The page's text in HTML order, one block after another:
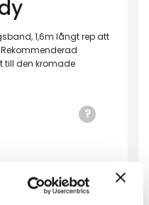
1,6m långt rep att
till den kromade